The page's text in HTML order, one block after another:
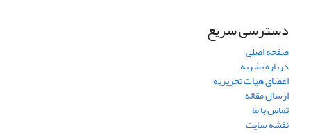
دسترسی سریع
صفحه اصلی
درباره نشریه
اعضای هیات تحریریه
ارسال مقاله
تماس با ما
نقشه سایت